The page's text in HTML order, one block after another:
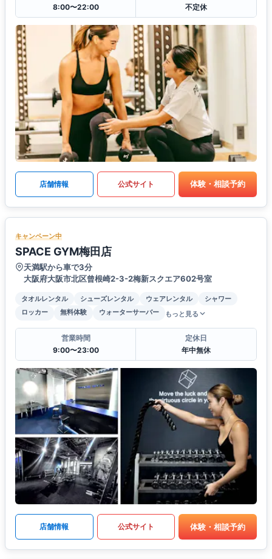
8:00〜22:00
不定休
店舗情報 公式サイト 体験・相談予約
キャンペーン中
SPACE GYM梅田店
天満駅から車で3分
大阪府大阪市北区曾根崎2-3-2梅新スクエア602号室
タオルレンタル シューズレンタル ウェアレンタル
シャワー
ロッカー
無料体験 ウォーターサーバー もっと見る
営業時間
9:00〜23:00
定休日
年中無休
店舗情報 公式サイト 体験・相談予約